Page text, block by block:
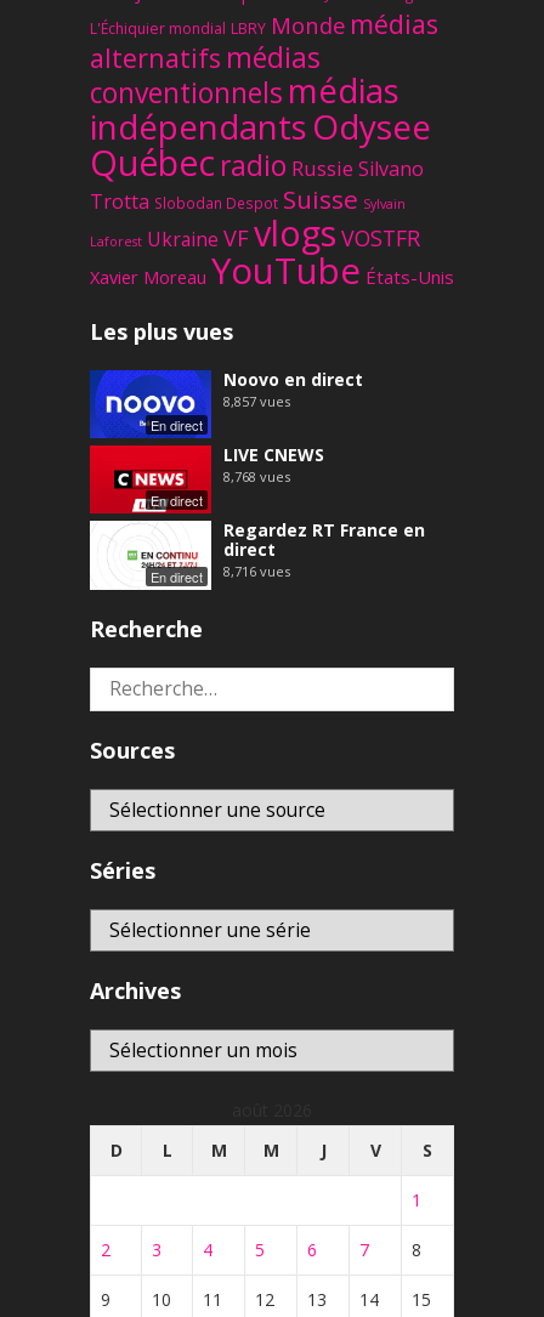
L'Échiquier mondial LBRY Monde médias
alternatifs médias
conventionnels médias
indépendantsOdysee
Québec radio Russie Silvano
Trotta Slobodan Despot Suisse Sylvain
Laforest Ukraine VFvlogs VOSTFR
Xavier Moreau YouTube États-Unis
Les plus vues
En direct
Noovo en direct
8,857 vues
En direct
LIVE CNEWS
8,768 vues
En direct
Regardez RT France en
direct
8,716 vues
Recherche
Rechercher :
Sources
Séries
Archives
Archives
D
L M M J V S
1
2 3 4 5 6 7 8
9 10 11 12 13 14 15